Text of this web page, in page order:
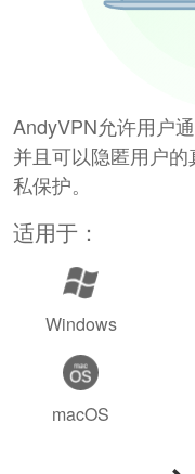
AndyVPN允许用户
并且可以隐匿用户
私保护。
适用于：
Windows
macOS